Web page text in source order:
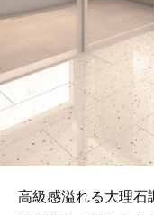
高級感溢れる大理